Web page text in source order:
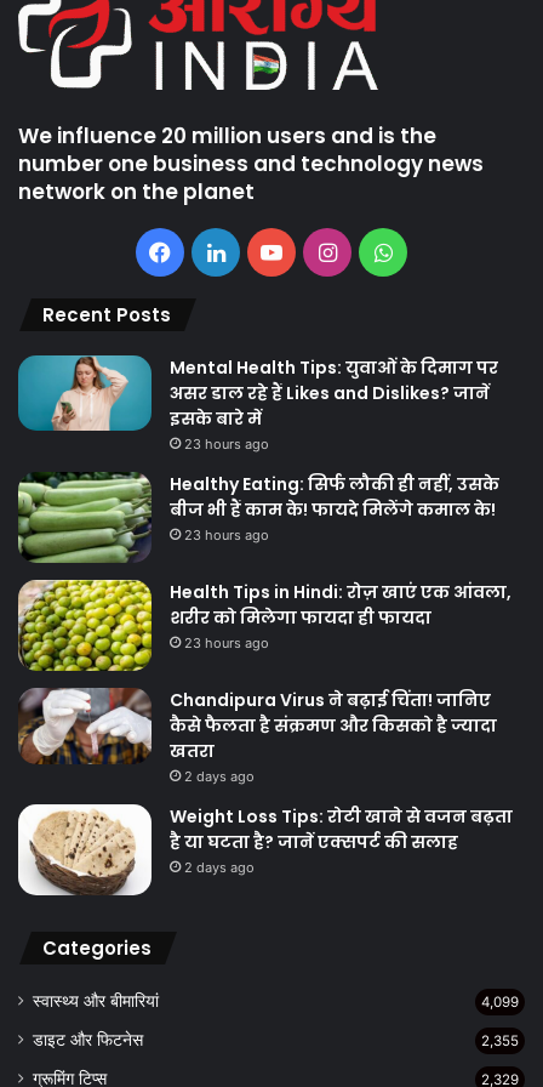
We influence 20 million users and is the
number one business and technology news
network on the planet
Facebook
LinkedInYouTubeInstagramWhatsApp
Recent Posts
Mental Health Tips: युवाओं के दिमाग पर
असर डाल रहे हैं Likes and Dislikes? जानें
इसके बारे में
23 hours ago
Healthy Eating: सिर्फ लौकी ही नहीं, उसके
बीज भी हैं काम के! फायदे मिलेंगे कमाल के!
23 hours ago
Health Tips in Hindi: रोज़ खाएं एक आंवला,
शरीर को मिलेगा फायदा ही फायदा
23 hours ago
Chandipura Virus ने बढ़ाई चिंता! जानिए
कैसे फैलता है संक्रमण और किसको है ज्यादा
खतरा
2 days ago
Weight Loss Tips: रोटी खाने से वजन बढ़ता
है या घटता है? जानें एक्सपर्ट की सलाह
2 days ago
Categories
स्वास्थ्य और बीमारियां 4,099
डाइट और फिटनेस 2,355
ग्रूमिंग टिप्स 2,329